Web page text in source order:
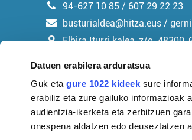
Datuen erabilera arduratsua
Guk etagure 1022 kideek sure
erabiliz eta zure gailuko informazioak
audientzia-ikerketa eta zerbitzuen
onespena aldatzen edo deuseztatzen
94-627 10 85 / 607 29 22 23
busturialdea@hitza.eus /
Elbira Iturri kalea, z/g. 48300,
Argitalpen